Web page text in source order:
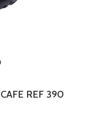
REF 390